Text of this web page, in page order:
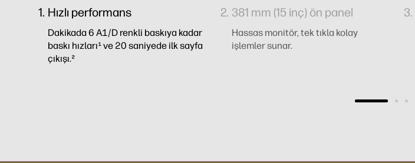
Hızlı performans
Dakikada 6 A1/D renkli baskıya kadar
baskı hızları¹ ve 20 saniyede ilk sayfa
çıkışı.²
381 mm (15 inç) ön panel
Hassas monitör, tek tıkla kolay
işlemler sunar.